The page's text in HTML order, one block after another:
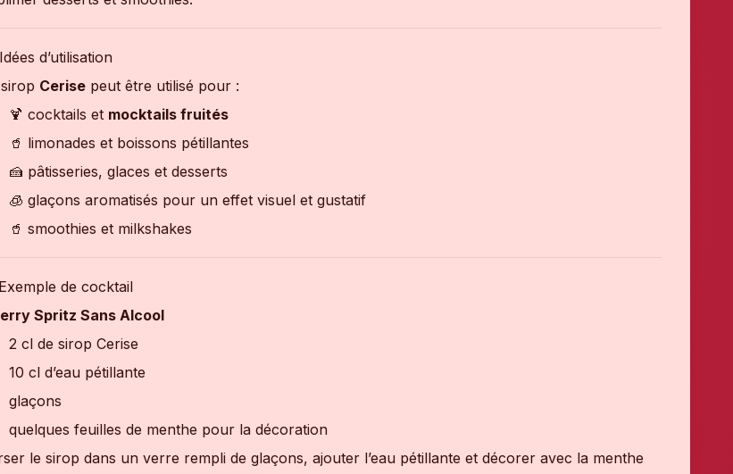
d’utilisation
Cerise peut être utilisé pour :
🍹 cocktails et mocktails fruités
🥤 limonades et boissons pétillantes
🍰 pâtisseries, glaces et desserts
🧊 glaçons aromatisés pour un effet visuel et gustatif
🥤 smoothies et milkshakes
de cocktail
Spritz Sans Alcool
2 cl de sirop Cerise
10 cl d’eau pétillante
glaçons
quelques feuilles de menthe pour la décoration
le sirop dans un verre rempli de glaçons, ajouter l’eau pétillante et décorer avec la menthe